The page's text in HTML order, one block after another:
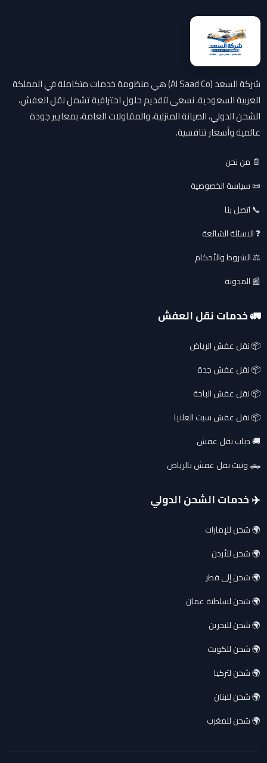
شركة السعد (Al Saad Co) هي منظومة خدمات متكاملة في المملكة
العربية السعودية. نسعى لتقديم حلول احترافية تشمل نقل العفش،
الشحن الدولي، الصيانة المنزلية، والمقاولات العامة، بمعايير جودة
عالمية وأسعار تنافسية.
📄 من نحن
📜 سياسة الخصوصية
📞 اتصل بنا
❓ الاسئلة الشائعة
⚖️ الشروط والأحكام
📰 المدونة
🚛 خدمات نقل العفش
📦 نقل عفش الرياض
📦 نقل عفش جدة
📦 نقل عفش الباحة
📦 نقل عفش سبت العلايا
🚚 دباب نقل عفش
🛻 ونيت نقل عفش بالرياض
✈️ خدمات الشحن الدولي
🌍 شحن للإمارات
🌍 شحن للأردن
🌍 شحن إلى قطر
🌍 شحن لسلطنة عمان
🌍 شحن للبحرين
🌍 شحن للكويت
🌍 شحن لتركيا
🌍 شحن للبنان
🌍 شحن للمغرب